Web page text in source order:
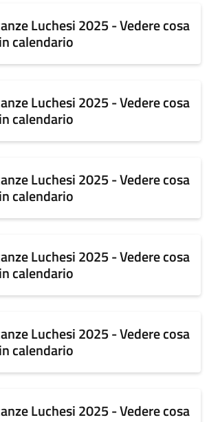
Luchesi 2025 - Vedere cosa
calendario
Luchesi 2025 - Vedere cosa
calendario
Luchesi 2025 - Vedere cosa
calendario
Luchesi 2025 - Vedere cosa
calendario
Luchesi 2025 - Vedere cosa
calendario
Luchesi 2025 - Vedere cosa